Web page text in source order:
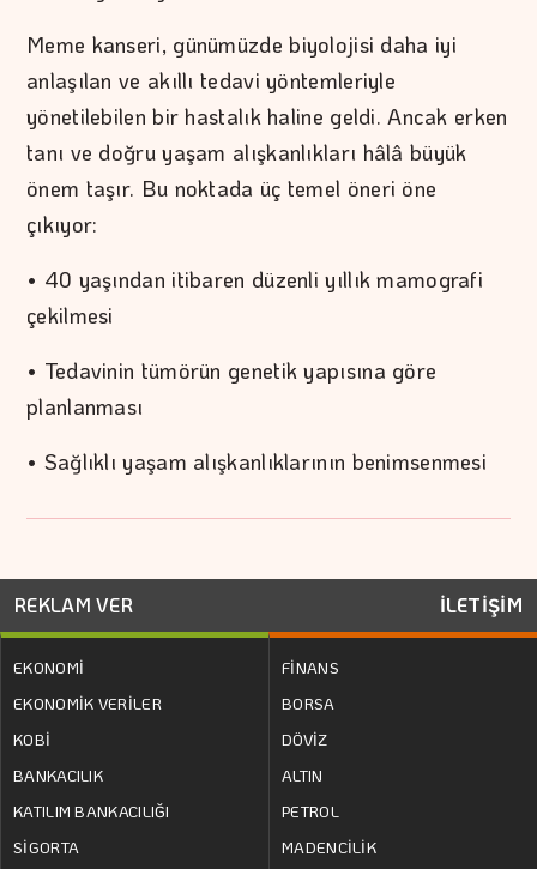
Meme kanseri, günümüzde biyolojisi daha iyi
anlaşılan ve akıllı tedavi yöntemleriyle
yönetilebilen bir hastalık haline geldi. Ancak erken
tanı ve doğru yaşam alışkanlıkları hâlâ büyük
önem taşır. Bu noktada üç temel öneri öne
çıkıyor:
• 40 yaşından itibaren düzenli yıllık mamografi
çekilmesi
• Tedavinin tümörün genetik yapısına göre
planlanması
• Sağlıklı yaşam alışkanlıklarının benimsenmesi
REKLAM VER İLETİŞİM
EKONOMİ
EKONOMİK VERİLER
KOBİ
BANKACILIK
KATILIM BANKACILIĞI
SİGORTA
FİNANS
BORSA
DÖVİZ
ALTIN
PETROL
MADENCİLİK